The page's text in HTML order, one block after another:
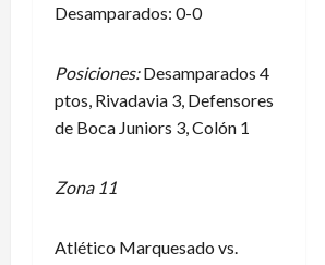
Desamparados: 0-0
Posiciones:Desamparados 4
ptos, Rivadavia 3, Defensores
de Boca Juniors 3, Colón 1
Zona 11
Atlético Marquesado vs.